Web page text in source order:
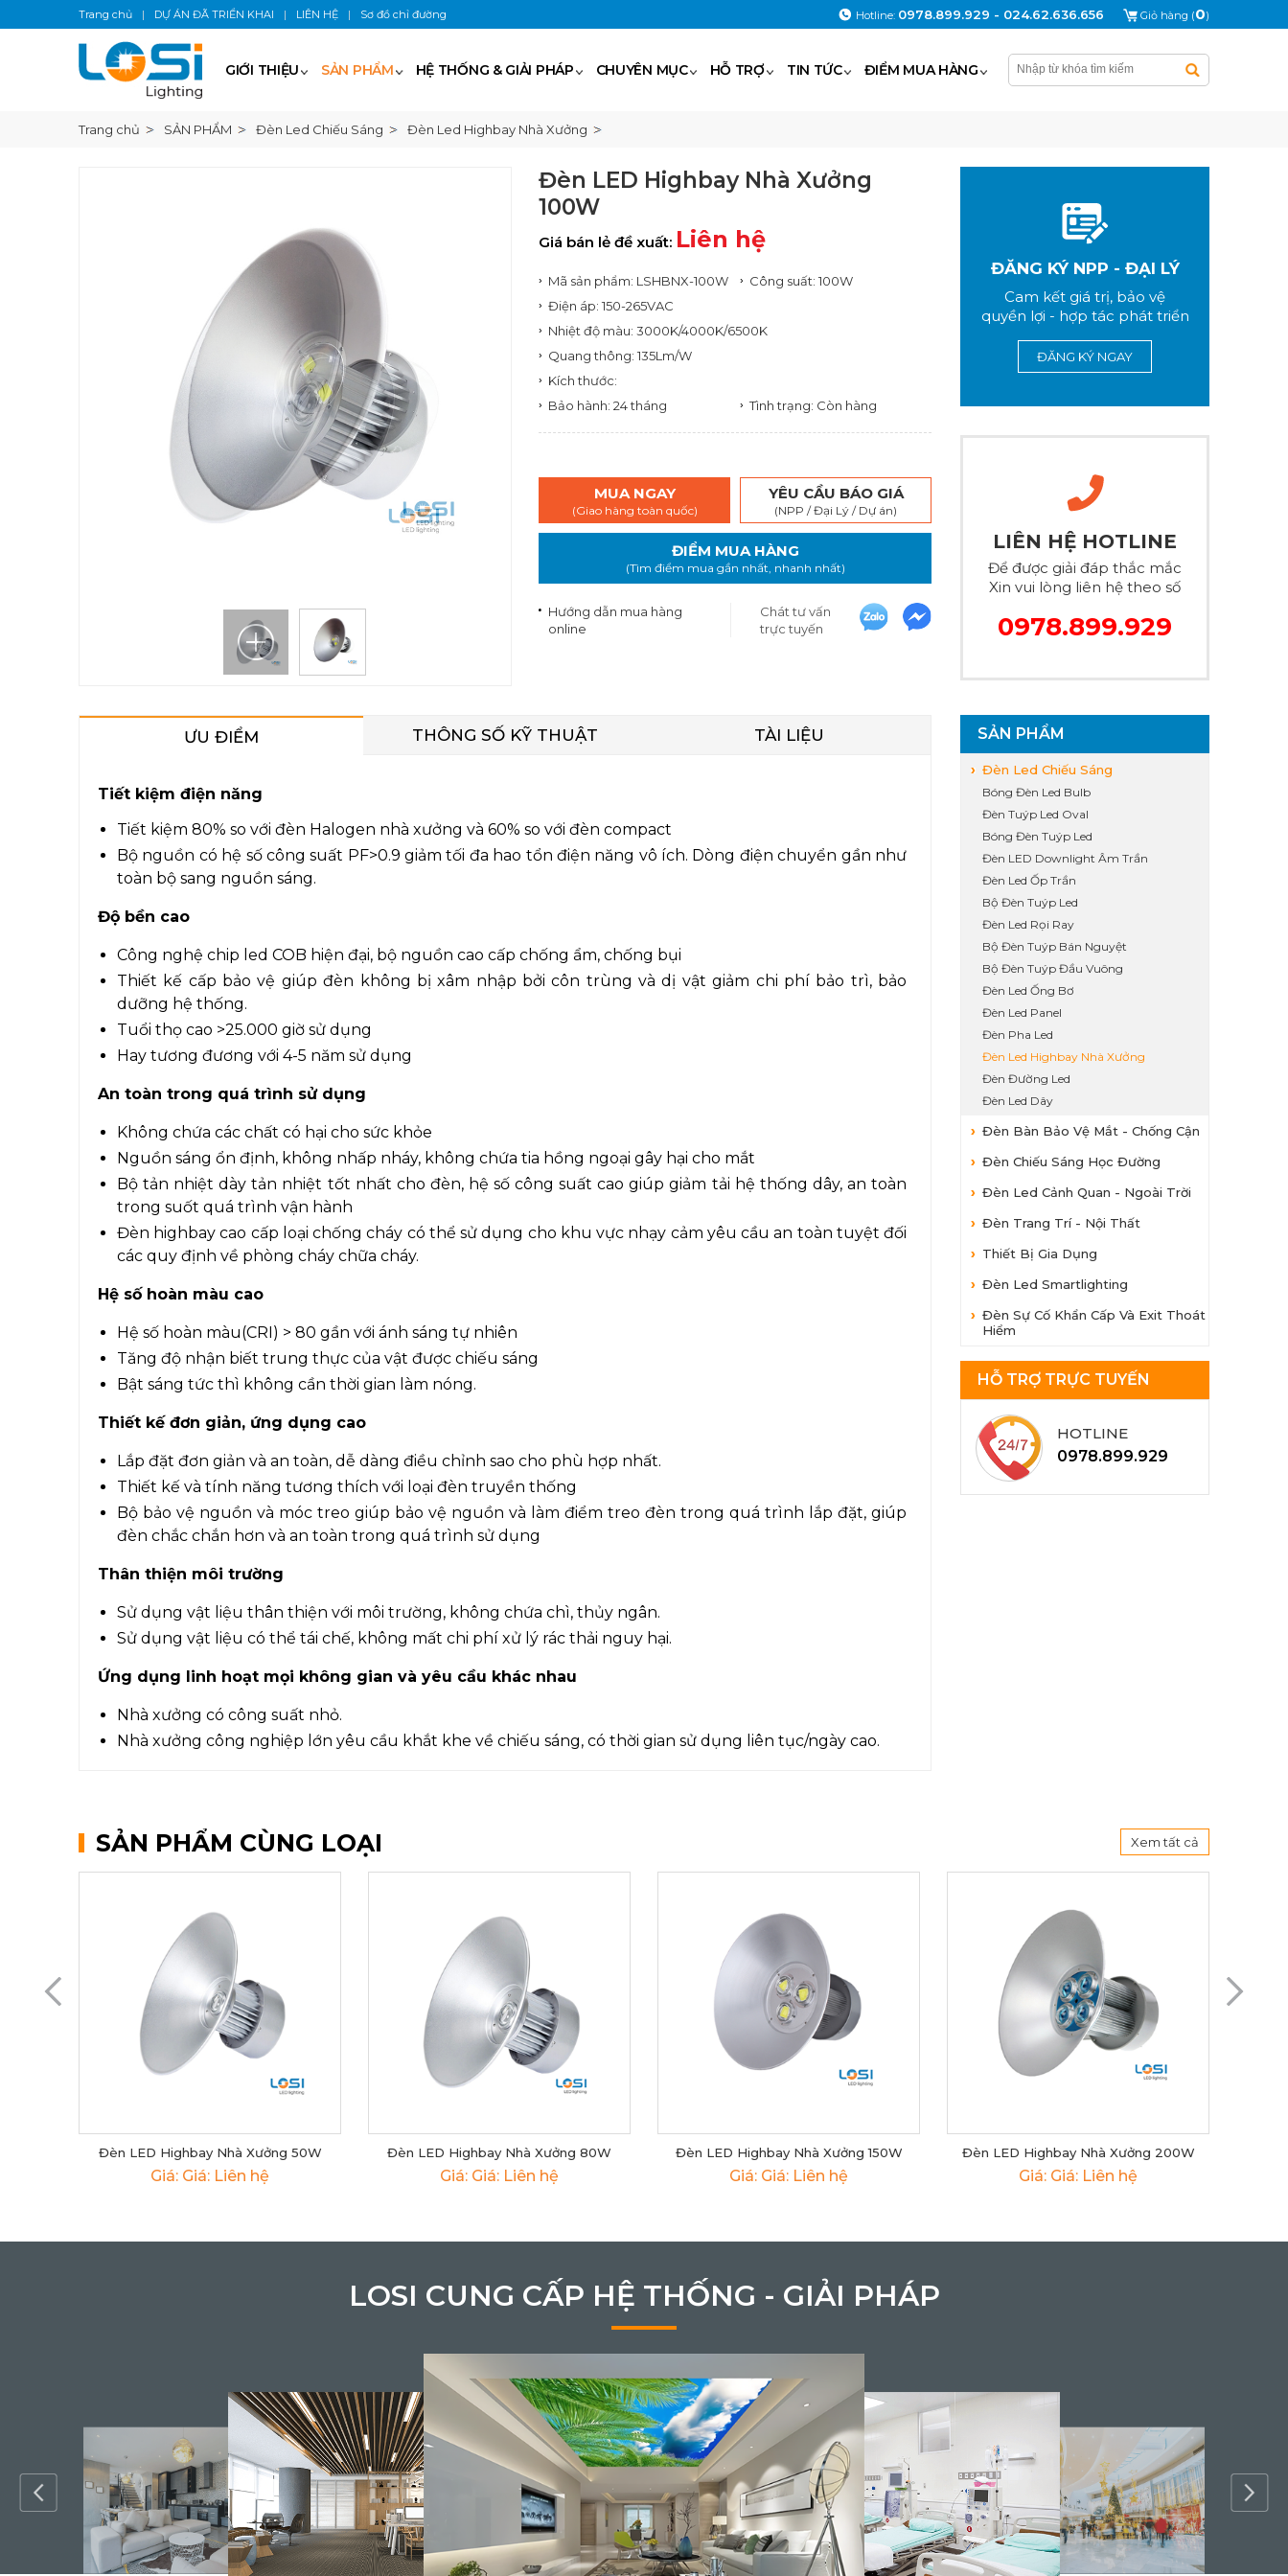
GIỚI THIỆU SẢN PHẨM HỆ THỐNG & GIẢI PHÁP CHUYÊN MỤC HỖ TRỢ TIN TỨC ĐIỂM MUA HÀNG
Trang chủ SẢN PHẨM Đèn Led Chiếu Sáng Đèn Led Highbay Nhà Xưởng
Đèn LED Highbay Nhà Xưởng
100W
Giá bán lẻ đề xuất: Liên hệ
Mã sản phẩm: LSHBNX-100W
Công suất: 100W
Điện áp: 150-265VAC
Nhiệt độ màu: 3000K/4000K/6500K
Quang thông: 135Lm/W
Kích thước:
Bảo hành: 24 tháng
Tình trạng: Còn hàng
MUA NGAY
(Giao hàng toàn quốc)
YÊU CẦU BÁO GIÁ
(NPP / Đại Lý / Dự án)
ĐIỂM MUA HÀNG
(Tìm điểm mua gần nhất, nhanh nhất)
Chát tư vấn
trực tuyến
Hướng dẫn mua hàng
online
ĐĂNG KÝ NPP - ĐẠI LÝ
Cam kết giá trị, bảo vệ
quyền lợi - hợp tác phát triển
ĐĂNG KÝ NGAY
LIÊN HỆ HOTLINE
Để được giải đáp thắc mắc
Xin vui lòng liên hệ theo số
0978.899.929
ƯU ĐIỂM THÔNG SỐ KỸ THUẬT TÀI LIỆU
Tiết kiệm điện năng
Tiết kiệm 80% so với đèn Halogen nhà xưởng và 60% so với đèn compact
Bộ nguồn có hệ số công suất PF>0.9 giảm tối đa hao tổn điện năng vô ích. Dòng điện chuyển gần như
toàn bộ sang nguồn sáng.
Độ bền cao
Công nghệ chip led COB hiện đại, bộ nguồn cao cấp chống ẩm, chống bụi
Thiết kế cấp bảo vệ giúp đèn không bị xâm nhập bởi côn trùng và dị vật giảm chi phí bảo trì, bảo
dưỡng hệ thống.
Tuổi thọ cao >25.000 giờ sử dụng
Hay tương đương với 4-5 năm sử dụng
An toàn trong quá trình sử dụng
Không chứa các chất có hại cho sức khỏe
Nguồn sáng ổn định, không nhấp nháy, không chứa tia hồng ngoại gây hại cho mắt
Bộ tản nhiệt dày tản nhiệt tốt nhất cho đèn, hệ số công suất cao giúp giảm tải hệ thống dây, an toàn
trong suốt quá trình vận hành
Đèn highbay cao cấp loại chống cháy có thể sử dụng cho khu vực nhạy cảm yêu cầu an toàn tuyệt đối
các quy định về phòng cháy chữa cháy.
Hệ số hoàn màu cao
Hệ số hoàn màu(CRI) > 80 gần với ánh sáng tự nhiên
Tăng độ nhận biết trung thực của vật được chiếu sáng
Bật sáng tức thì không cần thời gian làm nóng.
Thiết kế đơn giản, ứng dụng cao
Lắp đặt đơn giản và an toàn, dễ dàng điều chỉnh sao cho phù hợp nhất.
Thiết kế và tính năng tương thích với loại đèn truyền thống
Bộ bảo vệ nguồn và móc treo giúp bảo vệ nguồn và làm điểm treo đèn trong quá trình lắp đặt, giúp
đèn chắc chắn hơn và an toàn trong quá trình sử dụng
Thân thiện môi trường
Sử dụng vật liệu thân thiện với môi trường, không chứa chì, thủy ngân.
Sử dụng vật liệu có thể tái chế, không mất chi phí xử lý rác thải nguy hại.
Ứng dụng linh hoạt mọi không gian và yêu cầu khác nhau
Nhà xưởng có công suất nhỏ.
Nhà xưởng công nghiệp lớn yêu cầu khắt khe về chiếu sáng, có thời gian sử dụng liên tục/ngày cao.
SẢN PHẨM
Đèn Led Chiếu Sáng
Bóng Đèn Led Bulb
Đèn Tuýp Led Oval
Bóng Đèn Tuýp Led
Đèn LED Downlight Âm Trần
Đèn Led Ốp Trần
Bộ Đèn Tuýp Led
Đèn Led Rọi Ray
Bộ Đèn Tuýp Bán Nguyệt
Bộ Đèn Tuýp Đầu Vuông
Đèn Led Ống Bơ
Đèn Led Panel
Đèn Pha Led
Đèn Led Highbay Nhà Xưởng
Đèn Đường Led
Đèn Led Dây
Đèn Bàn Bảo Vệ Mắt - Chống Cận
Đèn Chiếu Sáng Học Đường
Đèn Led Cảnh Quan - Ngoài Trời
Đèn Trang Trí - Nội Thất
Thiết Bị Gia Dụng
Đèn Led Smartlighting
Đèn Sự Cố Khẩn Cấp Và Exit Thoát
Hiểm
HỖ TRỢ TRỰC TUYẾN
HOTLINE
0978.899.929
Xem tất cả
SẢN PHẨM CÙNG LOẠI
Đèn LED Highbay Nhà Xưởng 50W
Giá: Giá: Liên hệ
Đèn LED Highbay Nhà Xưởng 80W
Giá: Giá: Liên hệ
Đèn LED Highbay Nhà Xưởng 150W
Giá: Giá: Liên hệ
Đèn LED Highbay Nhà Xưởng 200W
Giá: Giá: Liên hệ
LOSI CUNG CẤP HỆ THỐNG - GIẢI PHÁP
Giỏ hàng (0)
Hotline: 0978.899.929 - 024.62.636.656
Trang chủ | DỰ ÁN ĐÃ TRIỂN KHAI | LIÊN HỆ | Sơ đồ chỉ đường